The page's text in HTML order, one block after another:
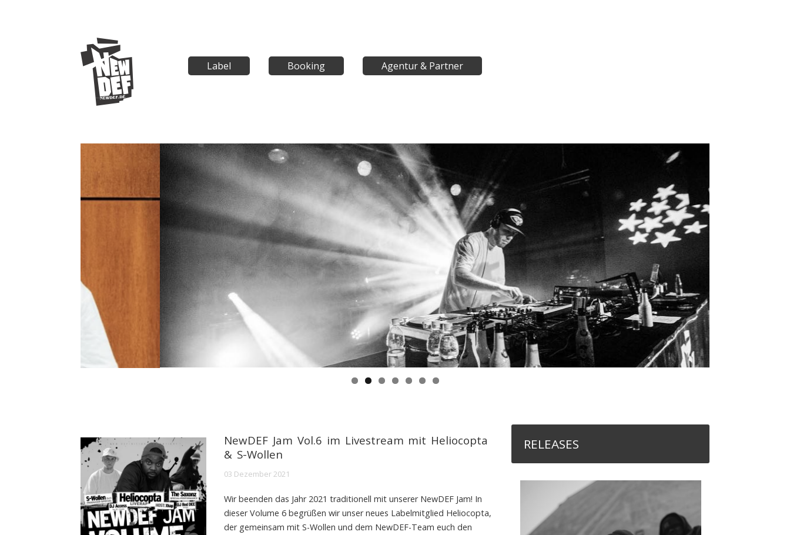
Label Booking Agentur & Partner
NewDEF Jam Vol.6 im Livestream mit Heliocopta
& S-Wollen
03 Dezember 2021
Wir beenden das Jahr 2021 traditionell mit unserer NewDEF Jam! In
dieser Volume 6 begrüßen wir unser neues Labelmitglied Heliocopta,
der gemeinsam mit S-Wollen und dem NewDEF-Team euch den
RELEASES